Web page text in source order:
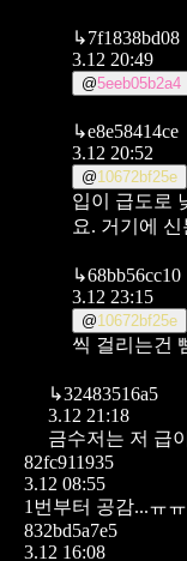
↳7f1838bd08
3.12 20:49
@5eeb05b2a4
↳e8e58414ce
3.12 20:52
@10672bf25e
입이 급도로
요. 거기에
↳68bb56cc10
3.12 23:15
@10672bf25e
씩 걸리는건
↳32483516a5
3.12 21:18
금수저는 저 급
82fc911935
3.12 08:55
1번부터 공감...ㅠ
832bd5a7e5
3.12 16:08